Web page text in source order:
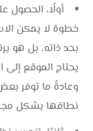
أولًا،
خطوة لا يمكن
بحد ذاته، بل هو
يحتاج الموقع
وعادةً ما توفر
نطاقها بشكل